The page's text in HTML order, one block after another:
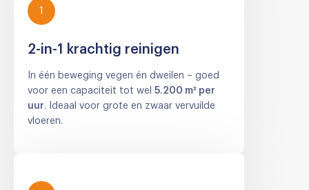
1
2-in-1 krachtig reinigen
In één beweging vegen én dweilen – goed
voor een capaciteit tot wel 5.200 m² per
uur. Ideaal voor grote en zwaar vervuilde
vloeren.